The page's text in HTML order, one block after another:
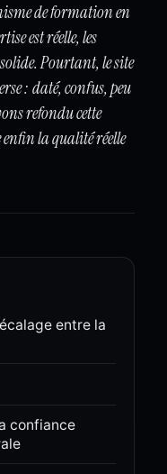
de formation en
est réelle, les
Pourtant, le site
: daté, confus, peu
refondu cette
enfin la qualité réelle
entre la
confiance